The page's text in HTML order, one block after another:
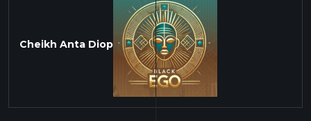
Cheikh Anta Diop